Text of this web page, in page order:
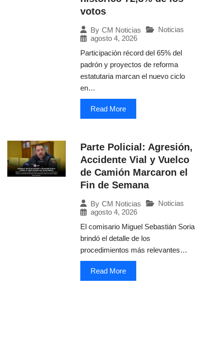
votos
By CM Noticias
Noticias
agosto 4, 2026
Participación récord del 65% del
padrón y proyectos de reforma
estatutaria marcan el nuevo ciclo
en…
Read More
Parte Policial: Agresión,
Accidente Vial y Vuelco
de Camión Marcaron el
Fin de Semana
By CM Noticias
Noticias
agosto 4, 2026
El comisario Miguel Sebastián Soria
brindó el detalle de los
procedimientos más relevantes…
Read More